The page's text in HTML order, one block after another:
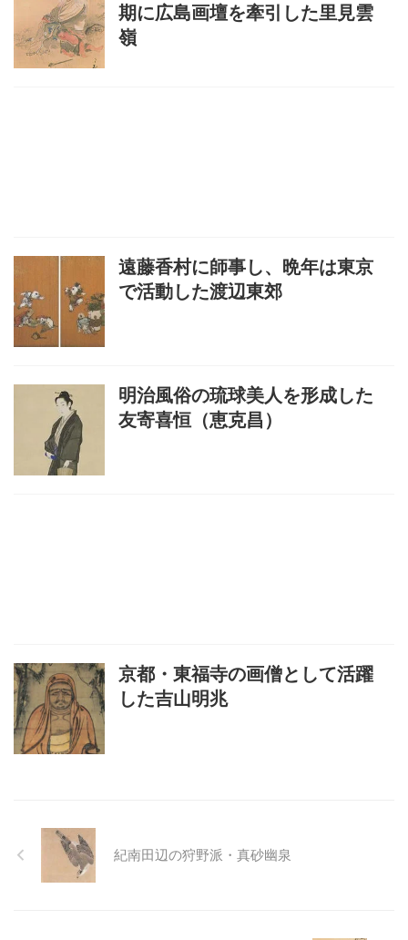
期に広島画壇を牽引した里見雲
嶺
遠藤香村に師事し、晩年は東京
で活動した渡辺東郊
明治風俗の琉球美人を形成した
友寄喜恒（恵克昌）
京都・東福寺の画僧として活躍
した吉山明兆
紀南田辺の狩野派・真砂幽泉